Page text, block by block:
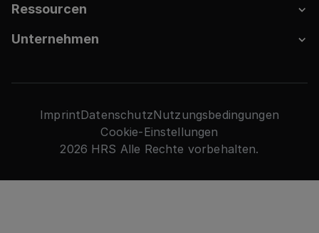
Ressourcen
Unternehmen
2026 HRS Alle Rechte vorbehalten.
ImprintDatenschutzNutzungsbedingungen
Cookie-Einstellungen